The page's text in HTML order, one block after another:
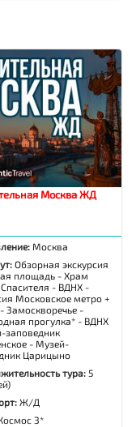
Москва ЖД
Москва
Обзорная экскурсия
площадь - Храм
- ВДНХ -
Московское метро +
Замоскворечье -
прогулка* - ВДНХ
заповедник
- Музей-
Царицыно
тура: 5
Ж/Д
3*